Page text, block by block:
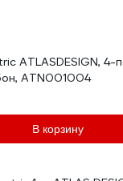
ATLASDESIGN, 4-
ATN001004
В корзину